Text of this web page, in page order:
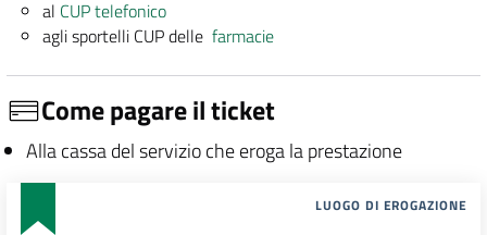
al CUP telefonico
agli sportelli CUP dellefarmacie
Come pagare il ticket
Alla cassa del servizio che eroga la prestazione
LUOGO DI EROGAZIONE